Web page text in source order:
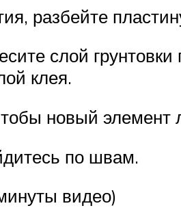
разбейте
слой грунтовки
клея.
новый элемент
по швам.
видео)